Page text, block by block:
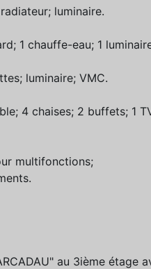
luminaire.
1 chauffe-eau; 1
luminaire; VMC.
4 chaises; 2 buffets; 1
multifonctions;
au 3ième étage